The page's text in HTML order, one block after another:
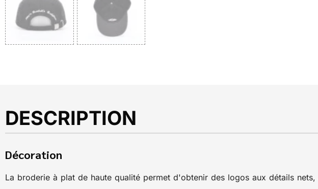
DESCRIPTION
Décoration
La broderie à plat de haute qualité permet d'obtenir des logos aux détails